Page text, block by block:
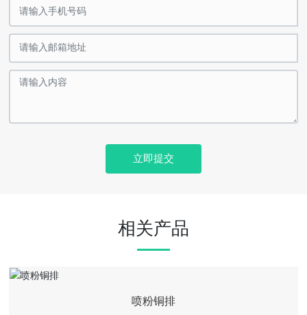
立即提交
相关产品
喷粉铜排